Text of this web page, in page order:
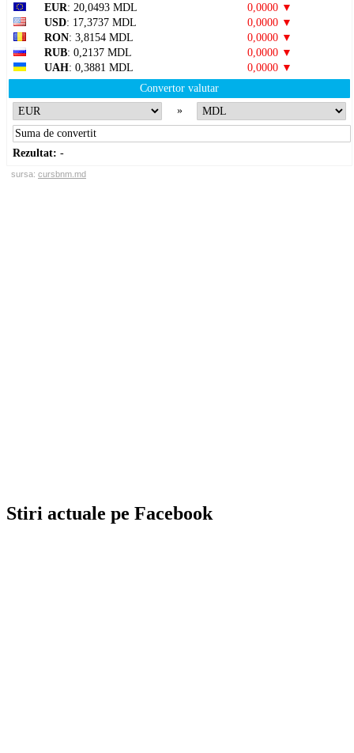
EUR: 20,0493 MDL
0,0000 ▼
USD: 17,3737 MDL
0,0000 ▼
RON: 3,8154 MDL
0,0000 ▼
RUB: 0,2137 MDL
0,0000 ▼
UAH: 0,3881 MDL
0,0000 ▼
Convertor valutar
»
Rezultat: -
sursa: cursbnm.md
Stiri actuale pe Facebook